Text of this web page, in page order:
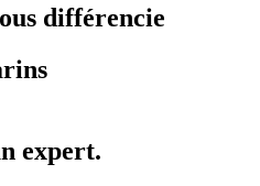
différencie
expert.